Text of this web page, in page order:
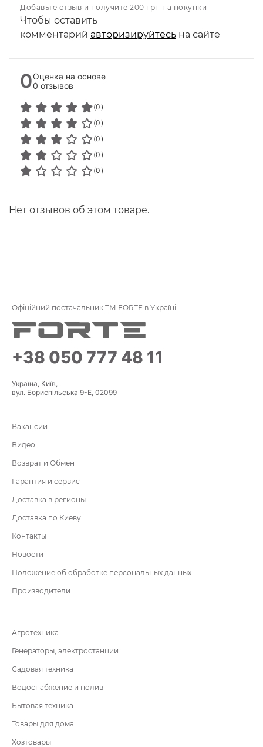
Добавьте отзыв и получите 200 грн на покупки
Чтобы оставить
комментарий авторизируйтесь на сайте
0Оценка на основе
0 отзывов
(0)
(0)
(0)
(0)
(0)
Нет отзывов об этом товаре.
Офіційний постачальник ТМ FORTE в Україні
+38 050 777 48 11
Україна, Київ,
вул. Бориспільська 9-Е, 02099
Вакансии
Видео
Возврат и Обмен
Гарантия и сервис
Доставка в регионы
Доставка по Киеву
Контакты
Новости
Положение об обработке персональных данных
Производители
Агротехника
Генераторы, электростанции
Садовая техника
Водоснабжение и полив
Бытовая техника
Товары для дома
Хозтовары